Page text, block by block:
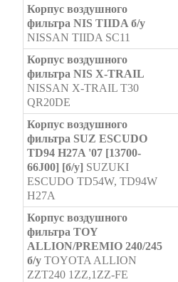
Корпус воздушного
фильтра NIS TIIDA б/у
NISSAN TIIDA SC11
Корпус воздушного
фильтра NIS X-TRAIL
NISSAN X-TRAIL T30
QR20DE
Корпус воздушного
фильтра SUZ ESCUDO
TD94 H27A '07 [13700-
66J00] [б/у] SUZUKI
ESCUDO TD54W, TD94W
H27A
Корпус воздушного
фильтра TOY
ALLION/PREMIO 240/245
б/у TOYOTA ALLION
ZZT240 1ZZ,1ZZ-FE